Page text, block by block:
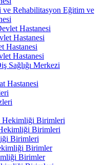
Rehabilitasyon Eğitim ve
Hastanesi
Hastanesi
Hastanesi
Hastanesi
Sağlığı Merkezi
Hastanesi
Hekimliği Birimleri
Birimleri
Birimleri
Birimler
Birimler